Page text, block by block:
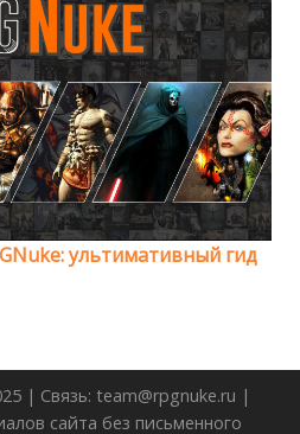
ультимативный гид
| Связь: team@rpgnuke.ru |
сайта без письменного